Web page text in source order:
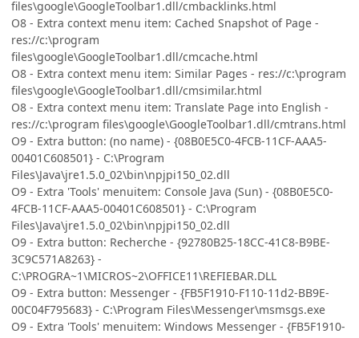
files\google\GoogleToolbar1.dll/cmbacklinks.html
O8 - Extra context menu item: Cached Snapshot of Page -
res://c:\program
files\google\GoogleToolbar1.dll/cmcache.html
O8 - Extra context menu item: Similar Pages - res://c:\program
files\google\GoogleToolbar1.dll/cmsimilar.html
O8 - Extra context menu item: Translate Page into English -
res://c:\program files\google\GoogleToolbar1.dll/cmtrans.html
O9 - Extra button: (no name) - {08B0E5C0-4FCB-11CF-AAA5-
00401C608501} - C:\Program
Files\Java\jre1.5.0_02\bin\npjpi150_02.dll
O9 - Extra 'Tools' menuitem: Console Java (Sun) - {08B0E5C0-
4FCB-11CF-AAA5-00401C608501} - C:\Program
Files\Java\jre1.5.0_02\bin\npjpi150_02.dll
O9 - Extra button: Recherche - {92780B25-18CC-41C8-B9BE-
3C9C571A8263} -
C:\PROGRA~1\MICROS~2\OFFICE11\REFIEBAR.DLL
O9 - Extra button: Messenger - {FB5F1910-F110-11d2-BB9E-
00C04F795683} - C:\Program Files\Messenger\msmsgs.exe
O9 - Extra 'Tools' menuitem: Windows Messenger - {FB5F1910-